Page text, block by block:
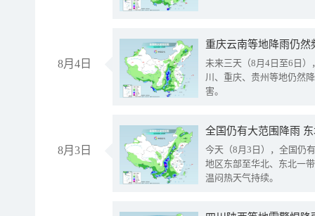
8月4日
重庆云南等地降雨仍然
未来三天（8月4日至6日
川、重庆、贵州等地仍然
害。
8月3日
全国仍有大范围降雨
今天（8月3日），全国仍
地区东部至华北、东北一
温闷热天气持续。